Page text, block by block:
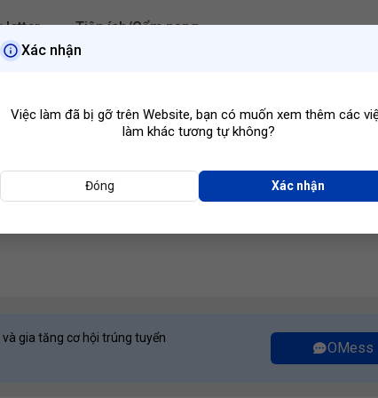
letter Tiện ích/Cẩm nang
Phân Phối
gia tăng cơ hội trúng tuyển
OMess
Xác nhận
Việc làm đã bị gỡ trên Website, bạn có muốn xem thêm các
làm khác tương tự không?
Đóng Xác nhận